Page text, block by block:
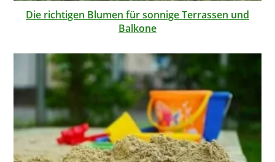
Die richtigen Blumen für sonnige Terrassen und
Balkone